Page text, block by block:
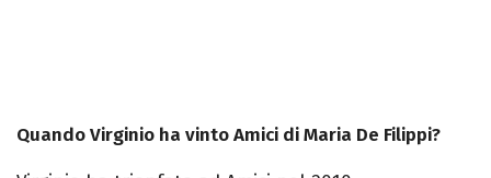
Quando Virginio ha vinto Amici di Maria De Filippi?